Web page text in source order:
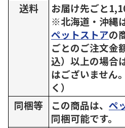
送料
お届け先ごと
※北海道・沖縄
ペットストアの
ごとのご注文金
込）以上の場合
はございません
く）
同梱等
この商品は、 ペ
同梱可能です。